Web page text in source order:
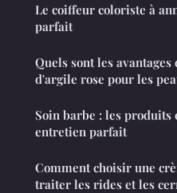
Le coiffeur coloriste à
parfait
Quels sont les avantages
d'argile rose pour les
Soin barbe : les produits
entretien parfait
Comment choisir une
traiter les rides et les